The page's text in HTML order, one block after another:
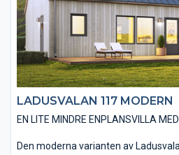
LADUSVALAN 117 MODERN
EN LITE MINDRE ENPLANSVILLA
Den moderna varianten av